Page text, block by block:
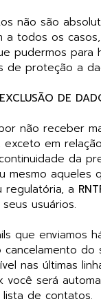
não são
a todos os
pudermos para
de proteção a
DE
não receber
exceto em
da
mesmo aqueles
regulatória, a
usuários.
que enviamos
cancelamento do
nas últimas
você será
de contatos.